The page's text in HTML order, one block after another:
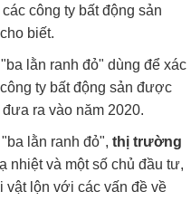
công ty bất động sản
biết.
lằn ranh đỏ" dùng để xác
ty bất động sản được
ra vào năm 2020.
lằn ranh đỏ", thị trường
nhiệt và một số chủ đầu tư,
vật lộn với các vấn đề về